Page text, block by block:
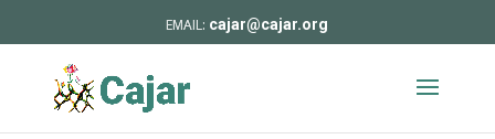
cajar@cajar.org